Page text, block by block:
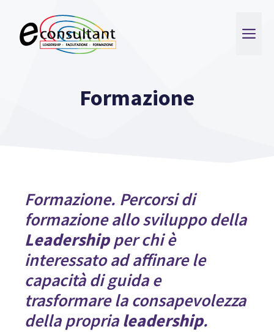
contenuto
Formazione
Formazione. Percorsi di
formazione allo sviluppo della
Leadershipper chi è
interessato ad affinare le
capacità di guida e
trasformare la consapevolezza
della proprialeadership.